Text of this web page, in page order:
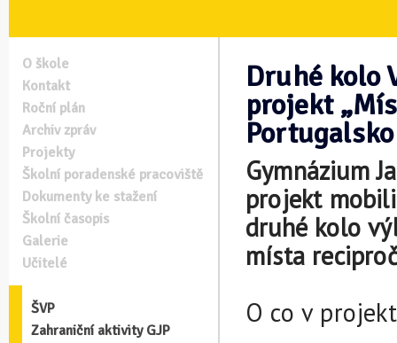
O škole
Kontakt
Roční plán
Archiv zpráv
Projekty
Školní poradenské pracoviště
Dokumenty ke stažení
Školní časopis
Galerie
Učitelé
ŠVP
Zahraniční aktivity GJP
Druhé kolo
projekt
Gymnázium
projekt
druhé kolo
místa
O co v